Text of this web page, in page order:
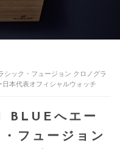
シック・フュージョン クロノグラ
本代表オフィシャルウォッチ
BLUEへエー
フュージョン